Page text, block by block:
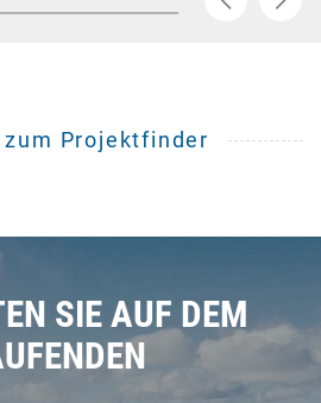
zum Projektfinder
SIE AUF DEM